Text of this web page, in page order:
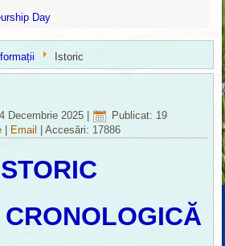
Day
Istoric
Decembrie 2025
Publicat: 19
Email |Accesări: 17886